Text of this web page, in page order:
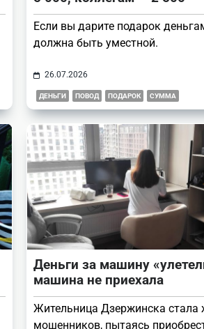
Если вы дарите подарок
должна быть уместной.
26.07.2026
ДЕНЬГИ ПОВОД ПОДАРОК СУММА
Деньги за машину
машина не приехала
Жительница Дзержинска стала
мошенников, пытаясь